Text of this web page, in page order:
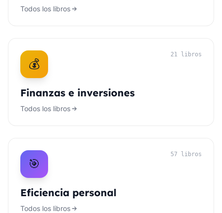
Todos los libros
💰
21 libros
Finanzas e inversiones
Todos los libros
🎯
57 libros
Eficiencia personal
Todos los libros